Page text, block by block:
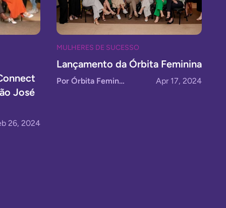
José
26, 2024
MULHERES DE SUCESSO
Lançamento da Órbita Feminina
Por Órbita Feminina Apr 17, 2024